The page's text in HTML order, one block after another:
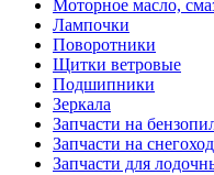
Моторное масло,
Лампочки
Поворотники
Щитки ветровые
Подшипники
Зеркала
Запчасти на
Запчасти на
Запчасти для